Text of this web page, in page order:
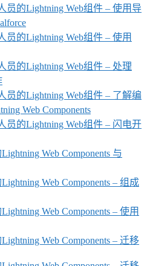
员的Lightning Web组件 – 使用导
员的Lightning Web组件 – 使用
员的Lightning Web组件 – 处理
员的Lightning Web组件 – 了解编
Web Components
员的Lightning Web组件 – 闪电开
Web Components 与
Web Components – 组成
Web Components – 使用
Web Components – 迁移